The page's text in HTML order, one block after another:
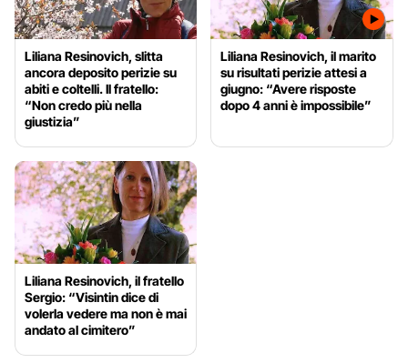
Liliana Resinovich, slitta
ancora deposito perizie su
abiti e coltelli. Il fratello:
“Non credo più nella
giustizia”
Liliana Resinovich, il marito
su risultati perizie attesi a
giugno: “Avere risposte
dopo 4 anni è impossibile”
Liliana Resinovich, il fratello
Sergio: “Visintin dice di
volerla vedere ma non è mai
andato al cimitero”